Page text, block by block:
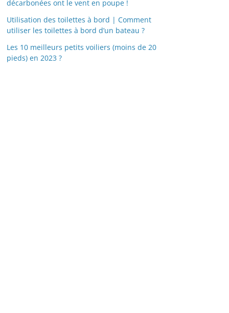
décarbonées ont le vent en poupe !
Utilisation des toilettes à bord | Comment
utiliser les toilettes à bord d’un bateau ?
Les 10 meilleurs petits voiliers (moins de 20
pieds) en 2023 ?